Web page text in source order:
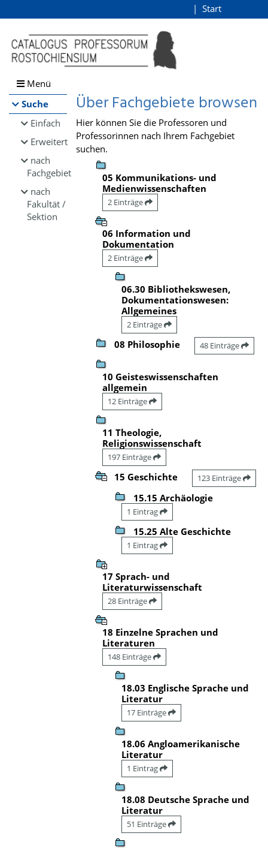
Browsen
direkt zum Inhalt
Start
Menü
Suche
Einfach
Erweitert
nach
Fachgebiet
nach
Fakultät /
Sektion
Über Fachgebiete browsen
Hier können Sie die Professoren und
Professorinnen nach Ihrem Fachgebiet
suchen.
05 Kommunikations- und
Medienwissenschaften
2 Einträge
06 Information und
Dokumentation
2 Einträge
06.30 Bibliothekswesen,
Dokumentationswesen:
Allgemeines
2 Einträge
08 Philosophie 48 Einträge
10 Geisteswissenschaften
allgemein
12 Einträge
11 Theologie,
Religionswissenschaft
197 Einträge
15 Geschichte 123 Einträge
15.15 Archäologie
1 Eintrag
15.25 Alte Geschichte
1 Eintrag
17 Sprach- und
Literaturwissenschaft
28 Einträge
18 Einzelne Sprachen und
Literaturen
148 Einträge
18.03 Englische Sprache und
Literatur
17 Einträge
18.06 Angloamerikanische
Literatur
1 Eintrag
18.08 Deutsche Sprache und
Literatur
51 Einträge